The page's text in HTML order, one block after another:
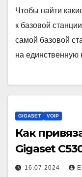
Чтобы найти
к базовой
самой базовой
на единственную
GIGASET VOIP
Как
Gigaset
16.07.2024